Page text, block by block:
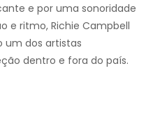
e por uma sonoridade
e ritmo, Richie Campbell
dos artistas
dentro e fora do país.